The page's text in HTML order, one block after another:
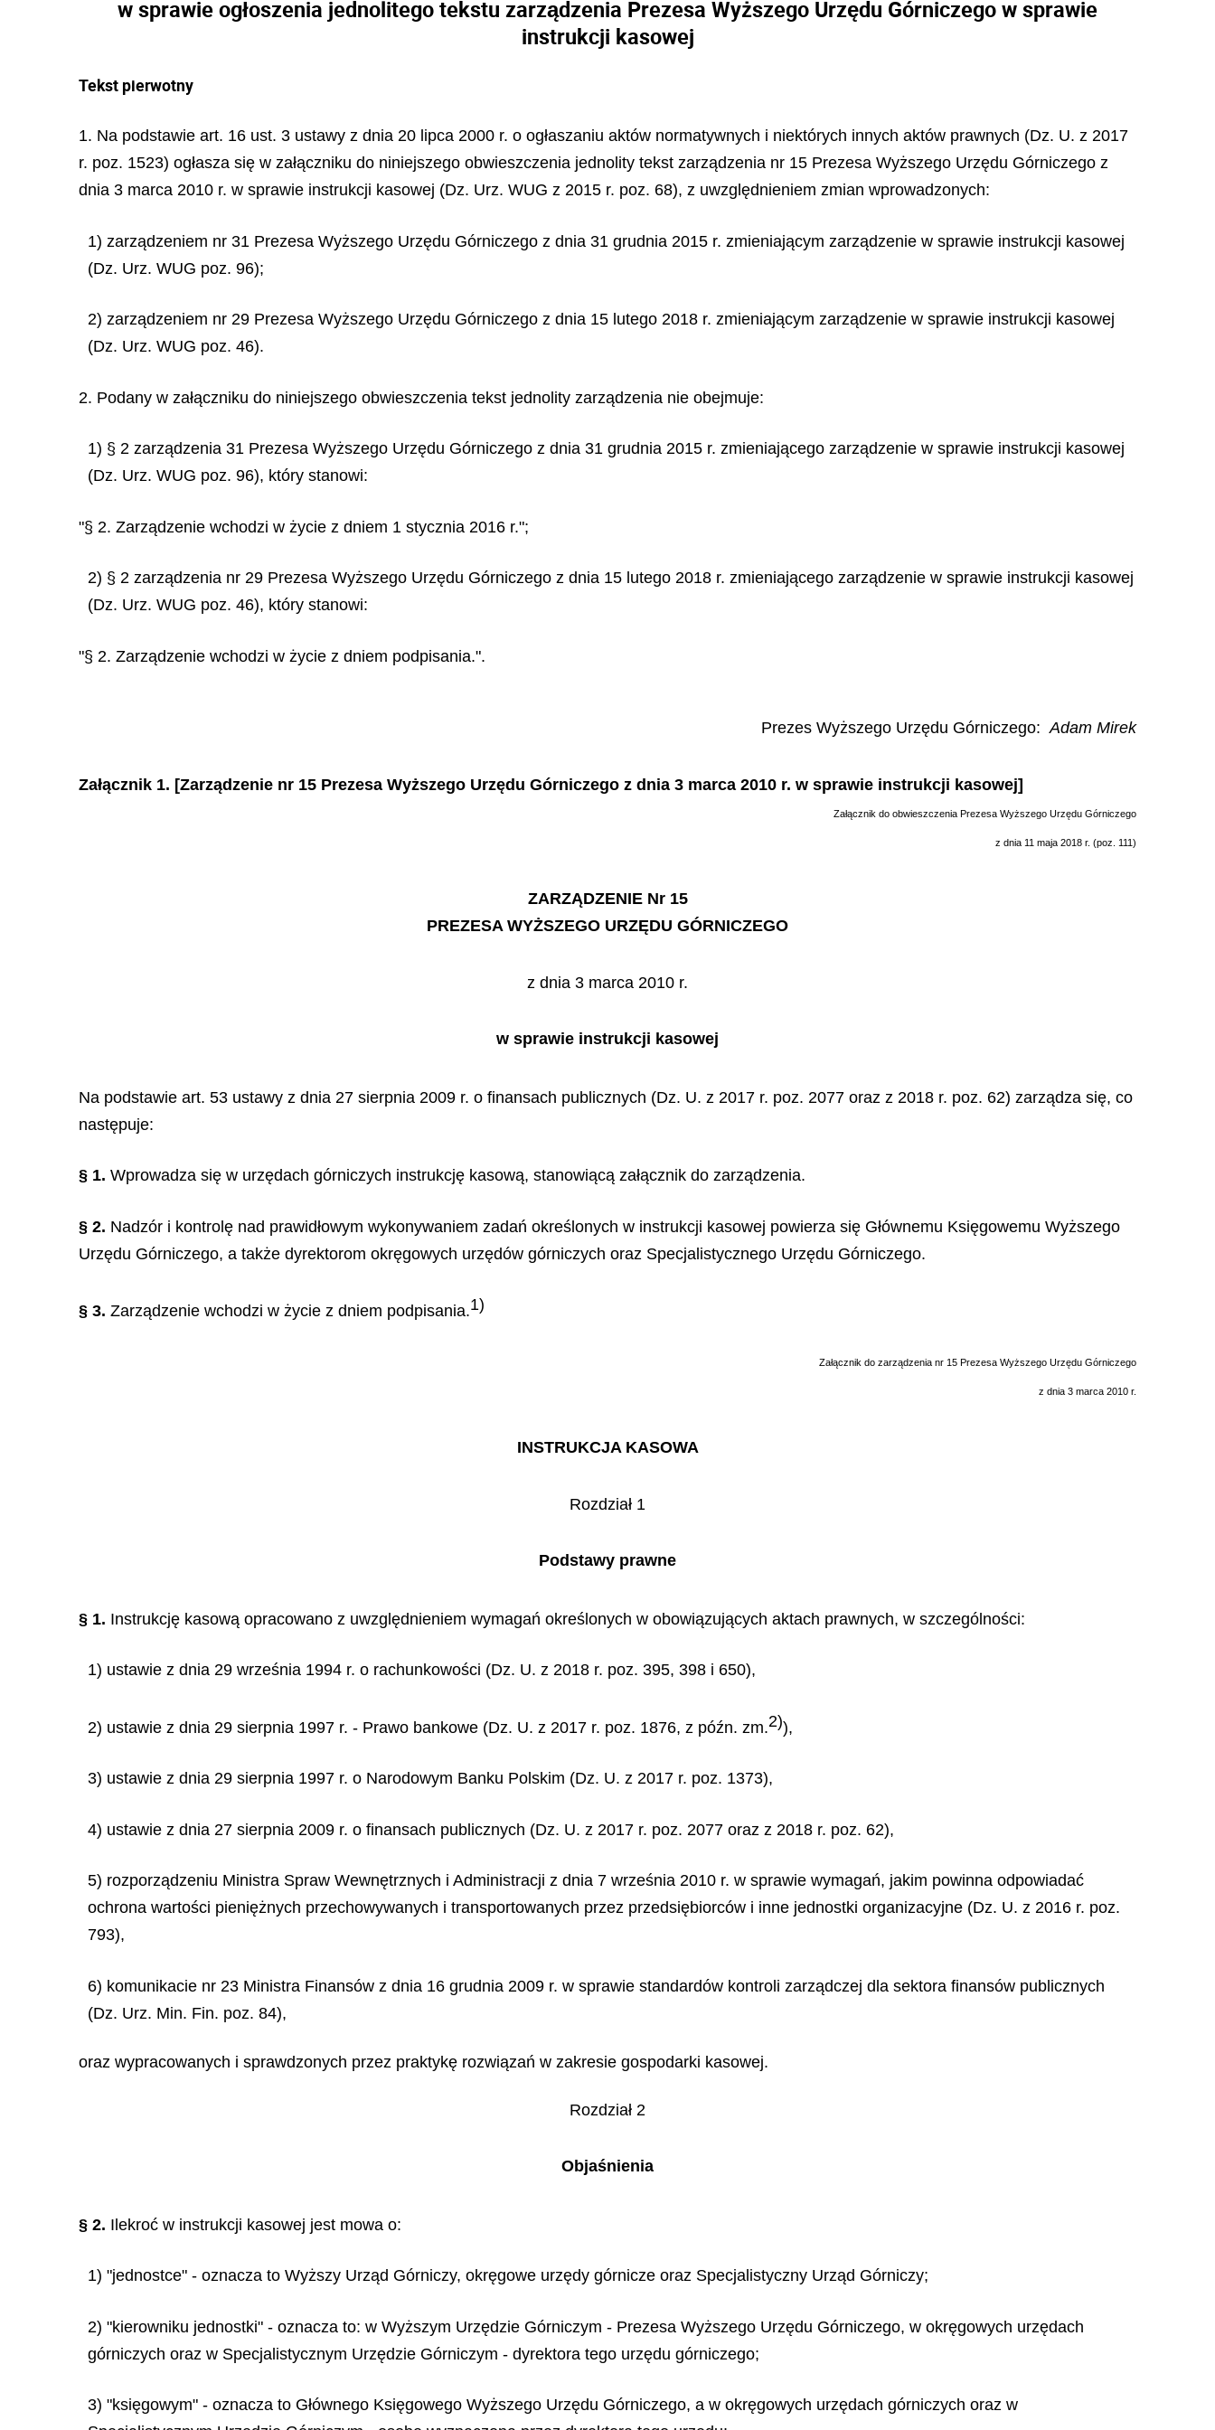
w sprawie ogłoszenia jednolitego tekstu zarządzenia Prezesa Wyższego Urzędu Górniczego w sprawie
instrukcji kasowej
Tekst pierwotny
1. Na podstawie art. 16 ust. 3 ustawy z dnia 20 lipca 2000 r. o ogłaszaniu aktów normatywnych i niektórych innych aktów prawnych (Dz. U. z 2017
r. poz. 1523) ogłasza się w załączniku do niniejszego obwieszczenia jednolity tekst zarządzenia nr 15 Prezesa Wyższego Urzędu Górniczego z
dnia 3 marca 2010 r. w sprawie instrukcji kasowej (Dz. Urz. WUG z 2015 r. poz. 68), z uwzględnieniem zmian wprowadzonych:
1) zarządzeniem nr 31 Prezesa Wyższego Urzędu Górniczego z dnia 31 grudnia 2015 r. zmieniającym zarządzenie w sprawie instrukcji kasowej
(Dz. Urz. WUG poz. 96);
2) zarządzeniem nr 29 Prezesa Wyższego Urzędu Górniczego z dnia 15 lutego 2018 r. zmieniającym zarządzenie w sprawie instrukcji kasowej
(Dz. Urz. WUG poz. 46).
2. Podany w załączniku do niniejszego obwieszczenia tekst jednolity zarządzenia nie obejmuje:
1) § 2 zarządzenia 31 Prezesa Wyższego Urzędu Górniczego z dnia 31 grudnia 2015 r. zmieniającego zarządzenie w sprawie instrukcji kasowej
(Dz. Urz. WUG poz. 96), który stanowi:
"§ 2. Zarządzenie wchodzi w życie z dniem 1 stycznia 2016 r.";
2) § 2 zarządzenia nr 29 Prezesa Wyższego Urzędu Górniczego z dnia 15 lutego 2018 r. zmieniającego zarządzenie w sprawie instrukcji kasowej
(Dz. Urz. WUG poz. 46), który stanowi:
"§ 2. Zarządzenie wchodzi w życie z dniem podpisania.".
Prezes Wyższego Urzędu Górniczego: Adam Mirek
Załącznik 1. [Zarządzenie nr 15 Prezesa Wyższego Urzędu Górniczego z dnia 3 marca 2010 r. w sprawie instrukcji kasowej]
Załącznik do obwieszczenia Prezesa Wyższego Urzędu Górniczego
z dnia 11 maja 2018 r. (poz. 111)
ZARZĄDZENIE Nr 15
PREZESA WYŻSZEGO URZĘDU GÓRNICZEGO
z dnia 3 marca 2010 r.
w sprawie instrukcji kasowej
Na podstawie art. 53 ustawy z dnia 27 sierpnia 2009 r. o finansach publicznych (Dz. U. z 2017 r. poz. 2077 oraz z 2018 r. poz. 62) zarządza się, co
następuje:
§ 1. Wprowadza się w urzędach górniczych instrukcję kasową, stanowiącą załącznik do zarządzenia.
§ 2. Nadzór i kontrolę nad prawidłowym wykonywaniem zadań określonych w instrukcji kasowej powierza się Głównemu Księgowemu Wyższego
Urzędu Górniczego, a także dyrektorom okręgowych urzędów górniczych oraz Specjalistycznego Urzędu Górniczego.
§ 3. Zarządzenie wchodzi w życie z dniem podpisania.1)
Załącznik do zarządzenia nr 15 Prezesa Wyższego Urzędu Górniczego
z dnia 3 marca 2010 r.
INSTRUKCJA KASOWA
Rozdział 1
Podstawy prawne
§ 1. Instrukcję kasową opracowano z uwzględnieniem wymagań określonych w obowiązujących aktach prawnych, w szczególności:
1) ustawie z dnia 29 września 1994 r. o rachunkowości (Dz. U. z 2018 r. poz. 395, 398 i 650),
2) ustawie z dnia 29 sierpnia 1997 r. - Prawo bankowe (Dz. U. z 2017 r. poz. 1876, z późn. zm.2)),
3) ustawie z dnia 29 sierpnia 1997 r. o Narodowym Banku Polskim (Dz. U. z 2017 r. poz. 1373),
4) ustawie z dnia 27 sierpnia 2009 r. o finansach publicznych (Dz. U. z 2017 r. poz. 2077 oraz z 2018 r. poz. 62),
5) rozporządzeniu Ministra Spraw Wewnętrznych i Administracji z dnia 7 września 2010 r. w sprawie wymagań, jakim powinna odpowiadać
ochrona wartości pieniężnych przechowywanych i transportowanych przez przedsiębiorców i inne jednostki organizacyjne (Dz. U. z 2016 r. poz.
793),
6) komunikacie nr 23 Ministra Finansów z dnia 16 grudnia 2009 r. w sprawie standardów kontroli zarządczej dla sektora finansów publicznych
(Dz. Urz. Min. Fin. poz. 84),
oraz wypracowanych i sprawdzonych przez praktykę rozwiązań w zakresie gospodarki kasowej.
Rozdział 2
Objaśnienia
§ 2. Ilekroć w instrukcji kasowej jest mowa o:
1) "jednostce" - oznacza to Wyższy Urząd Górniczy, okręgowe urzędy górnicze oraz Specjalistyczny Urząd Górniczy;
2) "kierowniku jednostki" - oznacza to: w Wyższym Urzędzie Górniczym - Prezesa Wyższego Urzędu Górniczego, w okręgowych urzędach
górniczych oraz w Specjalistycznym Urzędzie Górniczym - dyrektora tego urzędu górniczego;
3) "księgowym" - oznacza to Głównego Księgowego Wyższego Urzędu Górniczego, a w okręgowych urzędach górniczych oraz w